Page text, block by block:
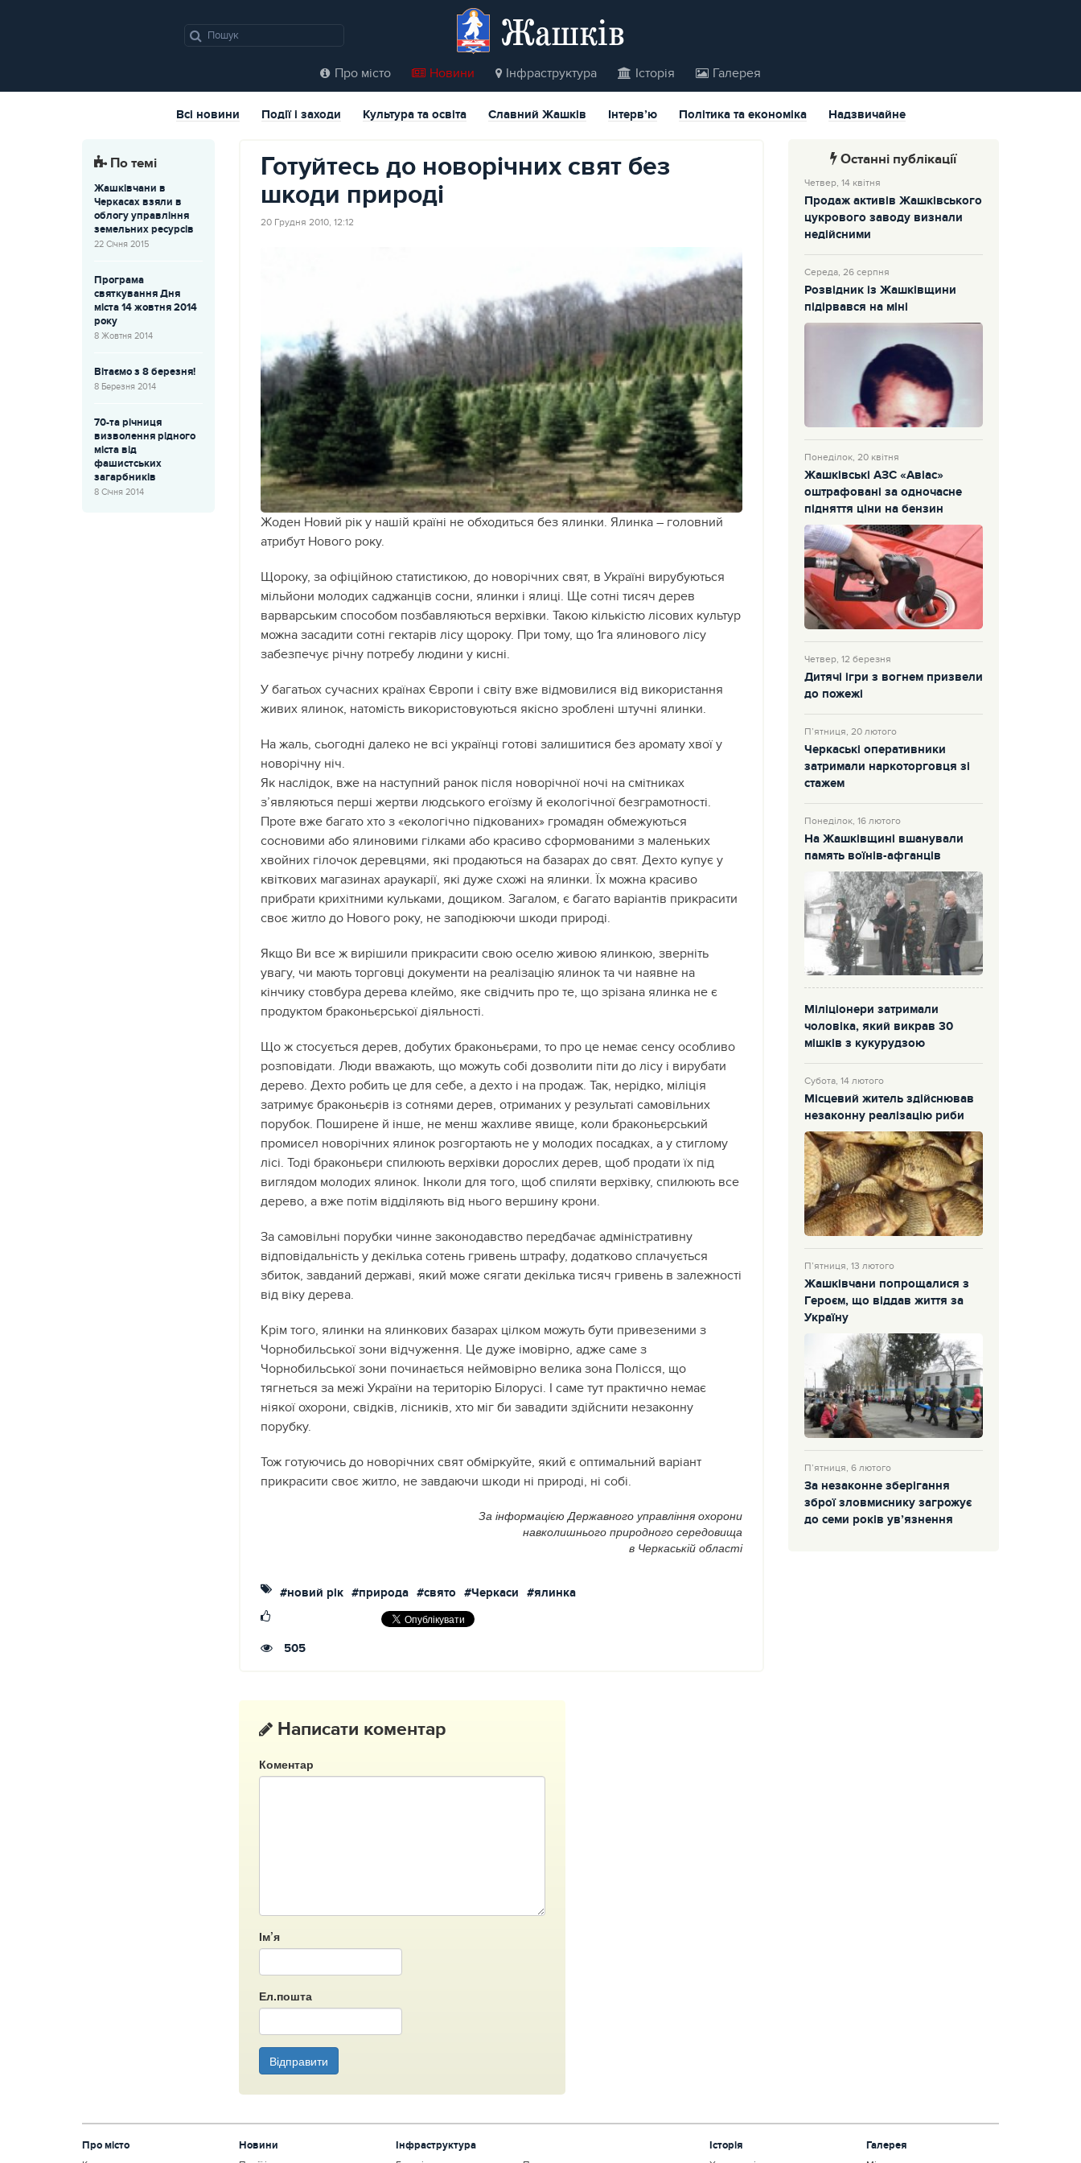
Жашків
Про місто Новини Інфраструктура Історія Галерея
Всі новини Події і заходи Культура та освіта Славний Жашків Інтерв’ю Політика та економіка Надзвичайне
По темі
Жашківчани в
Черкасах взяли в
облогу управління
земельних ресурсів
22 Січня 2015
Програма
святкування Дня
міста 14 жовтня 2014
року
8 Жовтня 2014
Вітаємо з 8 березня!
8 Березня 2014
70-та річниця
визволення рідного
міста від
фашистських
загарбників
8 Січня 2014
Готуйтесь до новорічних свят без
шкоди природі
20 Грудня 2010, 12:12
Жоден Новий рік у нашій країні не обходиться без ялинки. Ялинка – головний
атрибут Нового року.
Щороку, за офіційною статистикою, до новорічних свят, в Україні вирубуються
мільйони молодих саджанців сосни, ялинки і ялиці. Ще сотні тисяч дерев
варварським способом позбавляються верхівки. Такою кількістю лісових культур
можна засадити сотні гектарів лісу щороку. При тому, що 1га ялинового лісу
забезпечує річну потребу людини у кисні.
У багатьох сучасних країнах Європи і світу вже відмовилися від використання
живих ялинок, натомість використовуються якісно зроблені штучні ялинки.
На жаль, сьогодні далеко не всі українці готові залишитися без аромату хвої у
новорічну ніч.
Як наслідок, вже на наступний ранок після новорічної ночі на смітниках
з’являються перші жертви людського егоїзму й екологічної безграмотності.
Проте вже багато хто з «екологічно підкованих» громадян обмежуються
сосновими або ялиновими гілками або красиво сформованими з маленьких
хвойних гілочок деревцями, які продаються на базарах до свят. Дехто купує у
квіткових магазинах араукарії, які дуже схожі на ялинки. Їх можна красиво
прибрати крихітними кульками, дощиком. Загалом, є багато варіантів прикрасити
своє житло до Нового року, не заподіюючи шкоди природі.
Якщо Ви все ж вирішили прикрасити свою оселю живою ялинкою, зверніть
увагу, чи мають торговці документи на реалізацію ялинок та чи наявне на
кінчику стовбура дерева клеймо, яке свідчить про те, що зрізана ялинка не є
продуктом браконьєрської діяльності.
Що ж стосується дерев, добутих браконьєрами, то про це немає сенсу особливо
розповідати. Люди вважають, що можуть собі дозволити піти до лісу і вирубати
дерево. Дехто робить це для себе, а дехто і на продаж. Так, нерідко, міліція
затримує браконьєрів із сотнями дерев, отриманих у результаті самовільних
порубок. Поширене й інше, не менш жахливе явище, коли браконьєрський
промисел новорічних ялинок розгортають не у молодих посадках, а у стиглому
лісі. Тоді браконьєри спилюють верхівки дорослих дерев, щоб продати їх під
виглядом молодих ялинок. Інколи для того, щоб спиляти верхівку, спилюють все
дерево, а вже потім відділяють від нього вершину крони.
За самовільні порубки чинне законодавство передбачає адміністративну
відповідальність у декілька сотень гривень штрафу, додатково сплачується
збиток, завданий державі, який може сягати декілька тисяч гривень в залежності
від віку дерева.
Крім того, ялинки на ялинкових базарах цілком можуть бути привезеними з
Чорнобильської зони відчуження. Це дуже імовірно, адже саме з
Чорнобильської зони починається неймовірно велика зона Полісся, що
тягнеться за межі України на територію Білорусі. І саме тут практично немає
ніякої охорони, свідків, лісників, хто міг би завадити здійснити незаконну
порубку.
Тож готуючись до новорічних свят обміркуйте, який є оптимальний варіант
прикрасити своє житло, не завдаючи шкоди ні природі, ні собі.
За інформацією Державного управління охорони
навколишнього природного середовища
в Черкаській області
#новий рік #природа #свято #Черкаси #ялинка
505
Написати коментар
Коментар
Ім’я
Ел.пошта
Відправити
Останні публікації
Четвер, 14 квітня
Продаж активів Жашківського
цукрового заводу визнали
недійсними
Середа, 26 серпня
Розвідник із Жашківщини
підірвався на міні
Понеділок, 20 квітня
Жашківські АЗС «Авіас»
оштрафовані за одночасне
підняття ціни на бензин
Четвер, 12 березня
Дитячі ігри з вогнем призвели
до пожежі
П’ятниця, 20 лютого
Черкаські оперативники
затримали наркоторговця зі
стажем
Понеділок, 16 лютого
На Жашківщині вшанували
память воїнів-афганців
Міліціонери затримали
чоловіка, який викрав 30
мішків з кукурудзою
Субота, 14 лютого
Місцевий житель здійснював
незаконну реалізацію риби
П’ятниця, 13 лютого
Жашківчани попрощалися з
Героєм, що віддав життя за
Україну
П’ятниця, 6 лютого
За незаконне зберігання
зброї зловмиснику загрожує
до семи років ув’язнення
Про місто Новини Інфраструктура Історія Галерея